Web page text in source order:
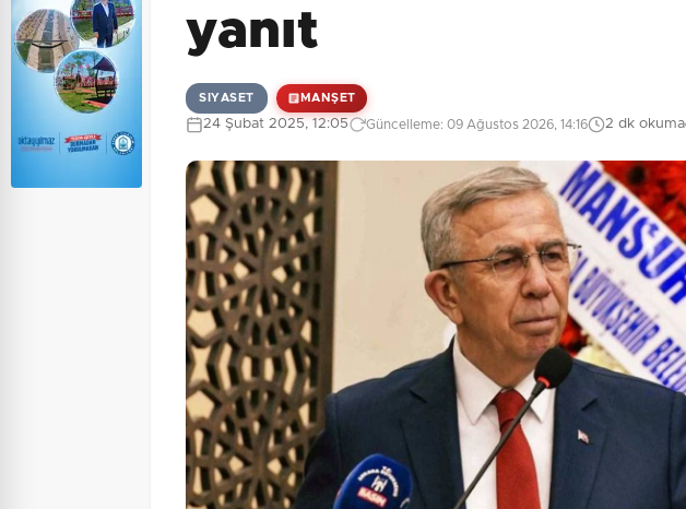
yanıt
SIYASET MANŞET
24 Şubat 2025, 12:05 Güncelleme: 09 Ağustos 2026, 14:16 2 dk okuma